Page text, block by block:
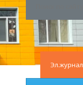
Эл.журнал